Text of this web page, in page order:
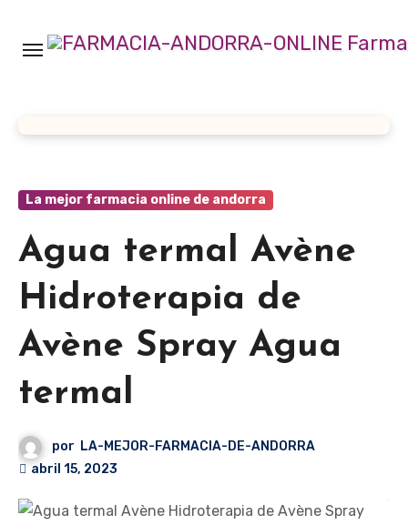
contenido
La mejor farmacia online de andorra
Agua termal Avène
Hidroterapia de
Avène Spray Agua
termal
por LA-MEJOR-FARMACIA-DE-ANDORRA
abril 15, 2023